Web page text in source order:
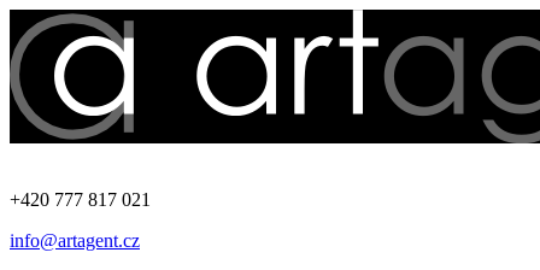
+420 777 817 021
info@artagent.cz